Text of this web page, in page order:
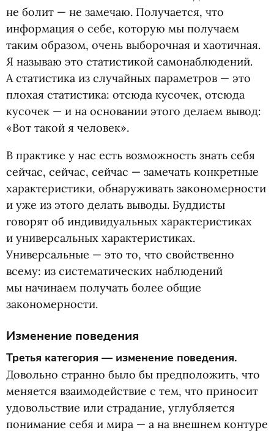
не болит — не замечаю. Получается, что
информация о себе, которую мы получаем
таким образом, очень выборочная и хаотичная.
Я называю это статистикой самонаблюдений.
А статистика из случайных параметров — это
плохая статистика: отсюда кусочек, отсюда
кусочек — и на основании этого делаем вывод:
«Вот такой я человек».
В практике у нас есть возможность знать себя
сейчас, сейчас, сейчас — замечать конкретные
характеристики, обнаруживать закономерности
и уже из этого делать выводы. Буддисты
говорят об индивидуальных характеристиках
и универсальных характеристиках.
Универсальные — это то, что свойственно
всему: из систематических наблюдений
мы начинаем получать более общие
закономерности.
Изменение поведения
Третья категория — изменение поведения.
Довольно странно было бы предположить, что
меняется взаимодействие с тем, что приносит
удовольствие или страдание, углубляется
понимание себя и мира — а на внешнем контуре